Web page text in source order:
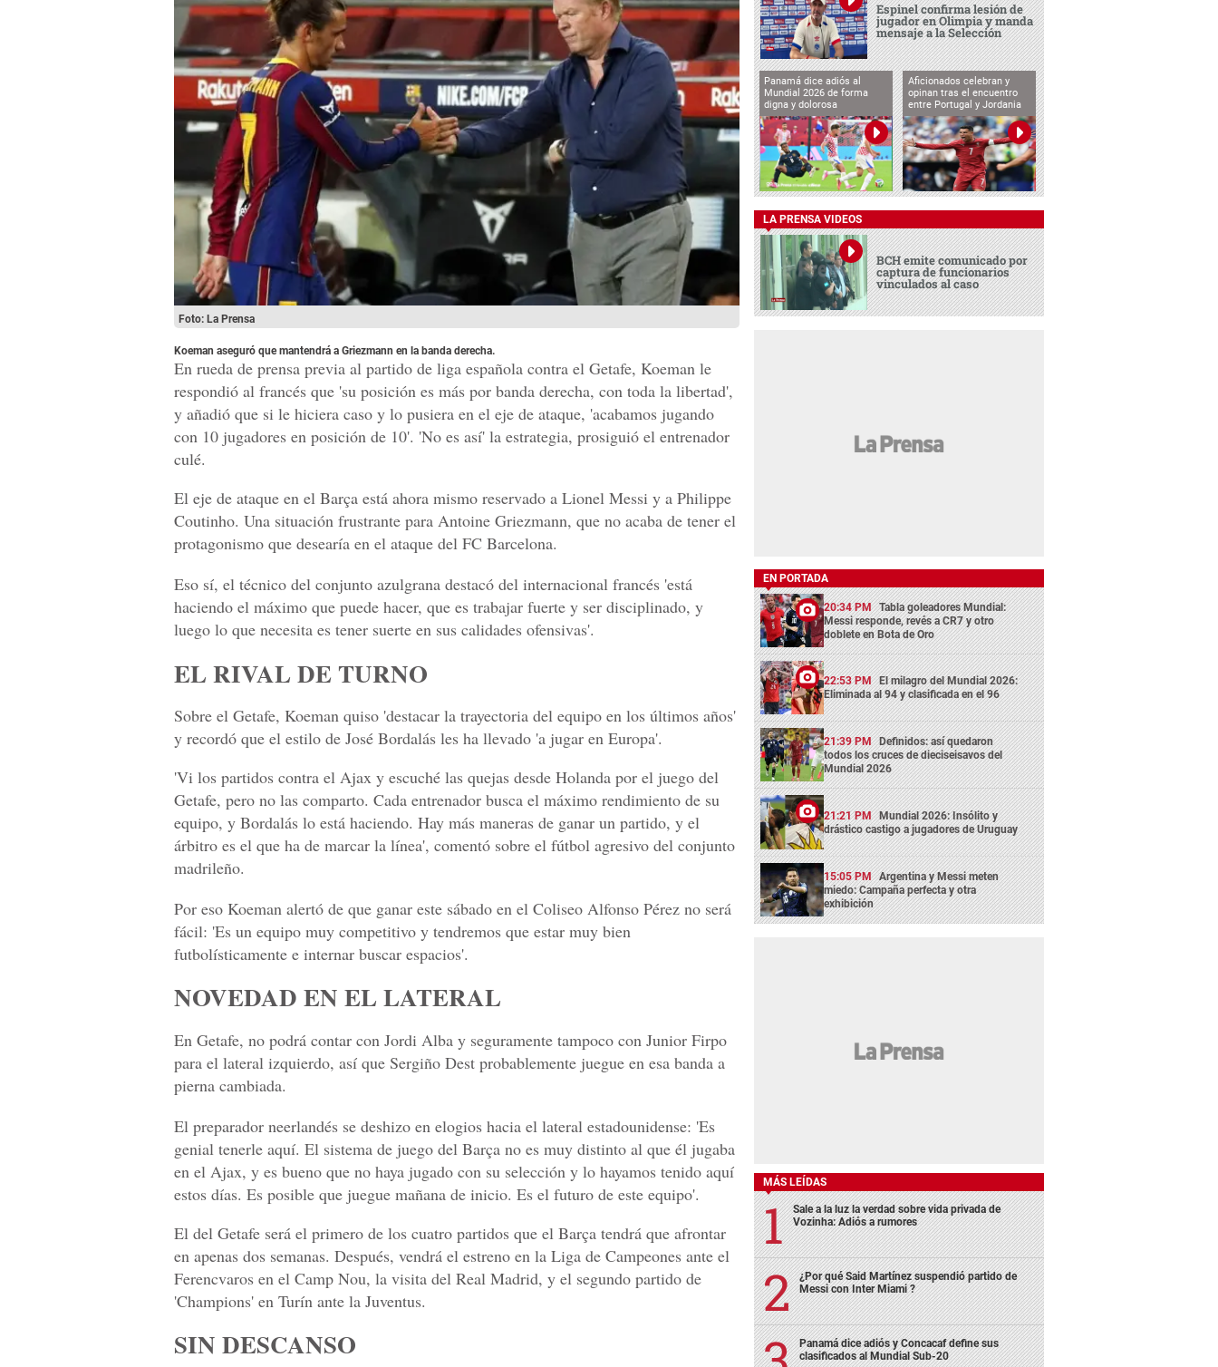
Foto: La Prensa
Koeman aseguró que mantendrá a Griezmann en la banda derecha.
En rueda de prensa previa al partido de liga española contra el Getafe, Koeman le
respondió al francés que 'su posición es más por banda derecha, con toda la libertad',
y añadió que si le hiciera caso y lo pusiera en el eje de ataque, 'acabamos jugando
con 10 jugadores en posición de 10'. 'No es así' la estrategia, prosiguió el entrenador
culé.
El eje de ataque en el Barça está ahora mismo reservado a Lionel Messi y a Philippe
Coutinho. Una situación frustrante para Antoine Griezmann, que no acaba de tener el
protagonismo que desearía en el ataque del FC Barcelona.
Eso sí, el técnico del conjunto azulgrana destacó del internacional francés 'está
haciendo el máximo que puede hacer, que es trabajar fuerte y ser disciplinado, y
luego lo que necesita es tener suerte en sus calidades ofensivas'.
EL RIVAL DE TURNO
Sobre el Getafe, Koeman quiso 'destacar la trayectoria del equipo en los últimos años'
y recordó que el estilo de José Bordalás les ha llevado 'a jugar en Europa'.
'Vi los partidos contra el Ajax y escuché las quejas desde Holanda por el juego del
Getafe, pero no las comparto. Cada entrenador busca el máximo rendimiento de su
equipo, y Bordalás lo está haciendo. Hay más maneras de ganar un partido, y el
árbitro es el que ha de marcar la línea', comentó sobre el fútbol agresivo del conjunto
madrileño.
Por eso Koeman alertó de que ganar este sábado en el Coliseo Alfonso Pérez no será
fácil: 'Es un equipo muy competitivo y tendremos que estar muy bien
futbolísticamente e internar buscar espacios'.
NOVEDAD EN EL LATERAL
En Getafe, no podrá contar con Jordi Alba y seguramente tampoco con Junior Firpo
para el lateral izquierdo, así que Sergiño Dest probablemente juegue en esa banda a
pierna cambiada.
El preparador neerlandés se deshizo en elogios hacia el lateral estadounidense: 'Es
genial tenerle aquí. El sistema de juego del Barça no es muy distinto al que él jugaba
en el Ajax, y es bueno que no haya jugado con su selección y lo hayamos tenido aquí
estos días. Es posible que juegue mañana de inicio. Es el futuro de este equipo'.
El del Getafe será el primero de los cuatro partidos que el Barça tendrá que afrontar
en apenas dos semanas. Después, vendrá el estreno en la Liga de Campeones ante el
Ferencvaros en el Camp Nou, la visita del Real Madrid, y el segundo partido de
'Champions' en Turín ante la Juventus.
SIN DESCANSO
Espinel confirma lesión de
jugador en Olimpia y manda
mensaje a la Selección
Panamá dice adiós al
Mundial 2026 de forma
digna y dolorosa
Aficionados celebran y
opinan tras el encuentro
entre Portugal y Jordania
LA PRENSA VIDEOS
BCH emite comunicado por
captura de funcionarios
vinculados al caso
EN PORTADA
20:34 PM Tabla goleadores Mundial:
Messi responde, revés a CR7 y otro
doblete en Bota de Oro
22:53 PM El milagro del Mundial 2026:
Eliminada al 94 y clasificada en el 96
21:39 PM Definidos: así quedaron
todos los cruces de dieciseisavos del
Mundial 2026
21:21 PM Mundial 2026: Insólito y
drástico castigo a jugadores de Uruguay
15:05 PM Argentina y Messi meten
miedo: Campaña perfecta y otra
exhibición
MÁS LEÍDAS
Sale a la luz la verdad sobre vida privada de
Vozinha: Adiós a rumores
¿Por qué Said Martínez suspendió partido de
Messi con Inter Miami ?
Panamá dice adiós y Concacaf define sus
clasificados al Mundial Sub-20